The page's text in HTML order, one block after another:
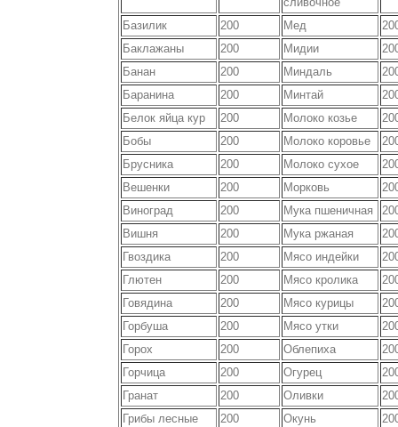
Базилик
200 Мед
Баклажаны
200 Мидии
Банан
200 Миндаль
Баранина
200 Минтай
Белок яйца кур
200 Молоко козье
Бобы
200 Молоко коровье
Брусника
200 Молоко сухое
Вешенки
200 Морковь
Виноград
200 Мука пшеничная
Вишня
200 Мука ржаная
Гвоздика
200 Мясо индейки
Глютен
200 Мясо кролика
Говядина
200 Мясо курицы
Горбуша
200 Мясо утки
Горох
200 Облепиха
Горчица
200 Огурец
Гранат
200 Оливки
Грибы лесные
200 Окунь